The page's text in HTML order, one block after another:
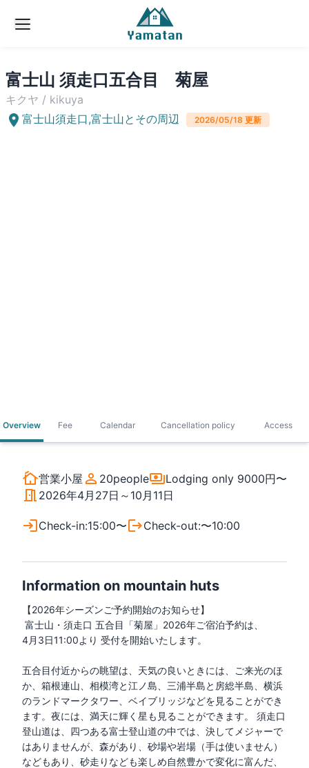
富士山 須走口五合目 菊屋
キクヤ / kikuya
富士山須走口,富士山とその周辺 2026/05/18 更新
Overview Fee Calendar Cancellation policy Access
営業小屋 20people Lodging only 9000円〜
2026年4月27日～10月11日
Check-in:15:00〜 Check-out:〜10:00
Information on mountain huts
【2026年シーズンご予約開始のお知らせ】
富士山・須走口 五合目「菊屋」2026年ご宿泊予約は、
4月3日11:00より 受付を開始いたします。
五合目付近からの眺望は、天気の良いときには、ご来光のほ
か、箱根連山、相模湾と江ノ島、三浦半島と房総半島、横浜
のランドマークタワー、ベイブリッジなどを見ることができ
ます。夜には、満天に輝く星も見ることができます。 須走口
登山道は、四つある富士登山道の中では、決してメジャーで
はありませんが、森があり、砂場や岩場（手は使いません）
などもあり、砂走りなども楽しめ自然豊かで変化に富んだ、